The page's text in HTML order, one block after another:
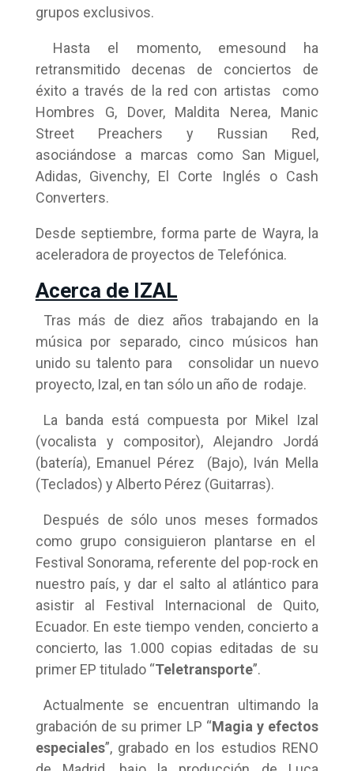
grupos exclusivos.
Hasta el momento, emesound ha
retransmitido decenas de conciertos de
éxito a través de la red con artistas como
Hombres G, Dover, Maldita Nerea, Manic
Street Preachers y Russian Red,
asociándose a marcas como San Miguel,
Adidas, Givenchy, El Corte Inglés o Cash
Converters.
Desde septiembre, forma parte de Wayra, la
aceleradora de proyectos de Telefónica.
Acerca de IZAL
Tras más de diez años trabajando en la
música por separado, cinco músicos han
unido su talento para consolidar un nuevo
proyecto, Izal, en tan sólo un año de rodaje.
La banda está compuesta por Mikel Izal
(vocalista y compositor), Alejandro Jordá
(batería), Emanuel Pérez (Bajo), Iván Mella
(Teclados) y Alberto Pérez (Guitarras).
Después de sólo unos meses formados
como grupo consiguieron plantarse en el
Festival Sonorama, referente del pop-rock en
nuestro país, y dar el salto al atlántico para
asistir al Festival Internacional de Quito,
Ecuador. En este tiempo venden, concierto a
concierto, las 1.000 copias editadas de su
primer EP titulado “Teletransporte”.
Actualmente se encuentran ultimando la
grabación de su primer LP “Magia y efectos
especiales”, grabado en los estudios RENO